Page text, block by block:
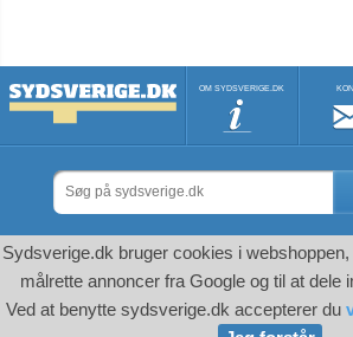
OM SYDSVERIGE.DK
Sydsverige.dk bruger cookies i
målrette annoncer fra Google og til at dele
Ved at benytte sydsverige.dk accepterer du